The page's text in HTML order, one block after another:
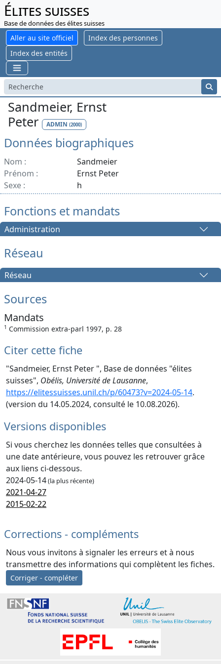
Élites suisses
Base de données des élites suisses
Aller au site officiel
Index des personnes
Index des entités
Sandmeier, Ernst
Peter
ADMIN (2000)
Données biographiques
Nom :
Sandmeier
Prénom :
Ernst Peter
Sexe :
h
Fonctions et mandats
Administration
Réseau
Réseau
Sources
Mandats
1 Commission extra-parl 1997, p. 28
Citer cette fiche
"Sandmeier, Ernst Peter ", Base de données "élites
suisses", Obélis, Université de Lausanne,
https://elitessuisses.unil.ch/p/60473?v=2024-05-14.
(version du 14.05.2024, consulté le 10.08.2026).
Versions disponibles
Si vous cherchez les données telles que consultées à
une date antérieure, vous pouvez les retrouver grâce
aux liens ci-dessous.
2024-05-14(la plus récente)
2021-04-27
2015-02-22
Corrections - compléments
Nous vous invitons à signaler les erreurs et à nous
transmettre des informations qui complètent les fiches.
Corriger - compléter